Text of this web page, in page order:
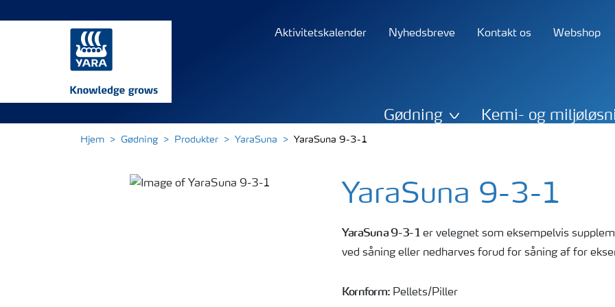
Aktivitetskalender Nyhedsbreve Kontakt os Webshop
Gødning Kemi- og
Hjem Gødning Produkter YaraSuna YaraSuna 9-3-1
YaraSuna 9-3-1
YaraSuna 9-3-1er velegnet som eksempelvis
ved såning eller nedharves forud for såning af for
Kornform: Pellets/Piller